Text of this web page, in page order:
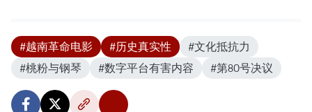
#越南革命电影 #历史真实性
#文化抵抗力
#桃粉与钢琴
#数字平台有害内容 #第80号决议